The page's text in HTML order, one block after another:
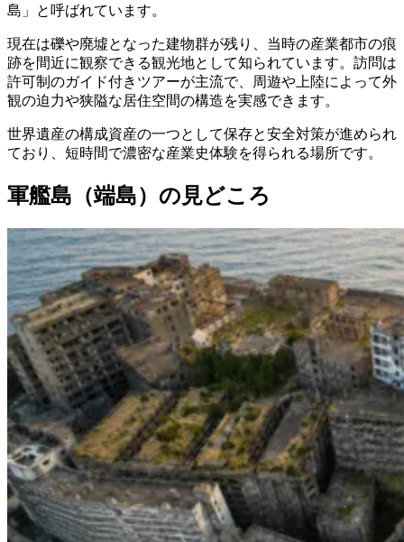
島」と呼ばれています。
現在は礫や廃墟となった建物群が残り、当時の産業都市の痕
跡を間近に観察できる観光地として知られています。訪問は
許可制のガイド付きツアーが主流で、周遊や上陸によって外
観の迫力や狭隘な居住空間の構造を実感できます。
世界遺産の構成資産の一つとして保存と安全対策が進められ
ており、短時間で濃密な産業史体験を得られる場所です。
軍艦島（端島）の見どころ